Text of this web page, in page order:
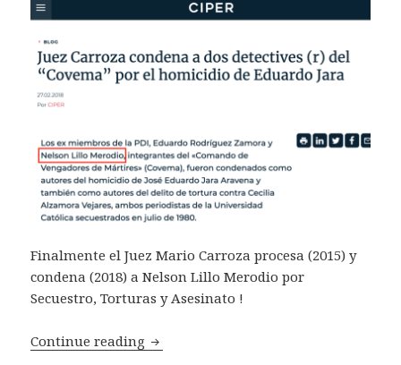
Finalmente el Juez Mario Carroza procesa (2015) y
condena (2018) a Nelson Lillo Merodio por
Secuestro, Torturas y Asesinato !
Continue reading Procesado, Sentenciado y